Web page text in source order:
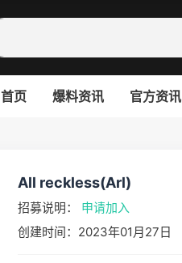
首页 爆料资讯 官方资讯
All reckless(Arl)
招募说明： 申请加入
创建时间：2023年01月27日